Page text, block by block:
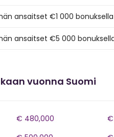
ansaitset €1 000
ansaitset €5 000
vuonna Suomi
€ 480,000 €